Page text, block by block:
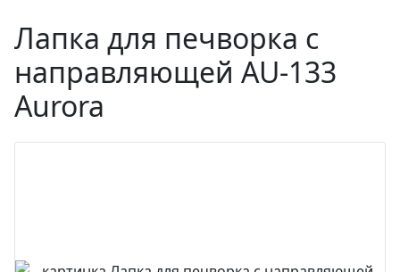
Лапка для печворка с
направляющей AU-133
Aurora